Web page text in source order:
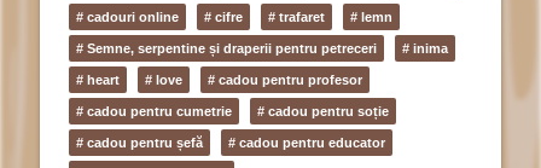
# cadouri online # cifre # trafaret # lemn
# Semne, serpentine și draperii pentru petreceri # inima
# heart # love # cadou pentru profesor
# cadou pentru cumetrie # cadou pentru soție
# cadou pentru șefă # cadou pentru educator